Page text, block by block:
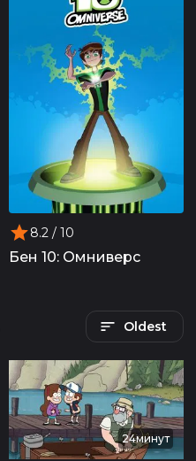
8.2 / 10
Бен 10: Омниверс
Oldest
24минут